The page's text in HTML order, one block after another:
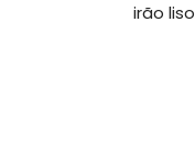
irão